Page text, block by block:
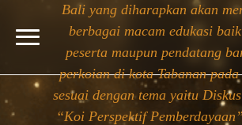
Bali yang diharapkan akan
berbagai macam edukasi
peserta maupun pendatang
perkoian di kota Tabanan pada
sesuai dengan tema yaitu
“Koi Perspektif